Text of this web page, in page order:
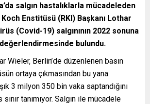
salgın hastalıklarla mücadeleden
Enstitüsü (RKI) Başkanı Lothar
(Covid-19) salgınının 2022 sonuna
bulundu.
Wieler, Berlin’de düzenlenen basın
ortaya çıkmasından bu yana
3 milyon 350 bin vaka saptandığını
sınır tanımıyor. Salgın ile mücadele